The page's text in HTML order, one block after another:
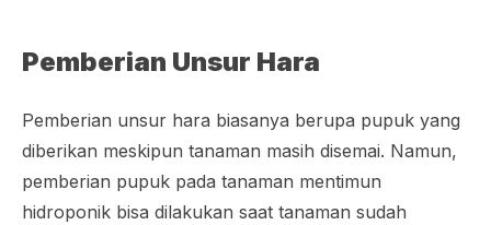
Pemberian Unsur Hara
Pemberian unsur hara biasanya berupa pupuk yang
diberikan meskipun tanaman masih disemai. Namun,
pemberian pupuk pada tanaman mentimun
hidroponik bisa dilakukan saat tanaman sudah